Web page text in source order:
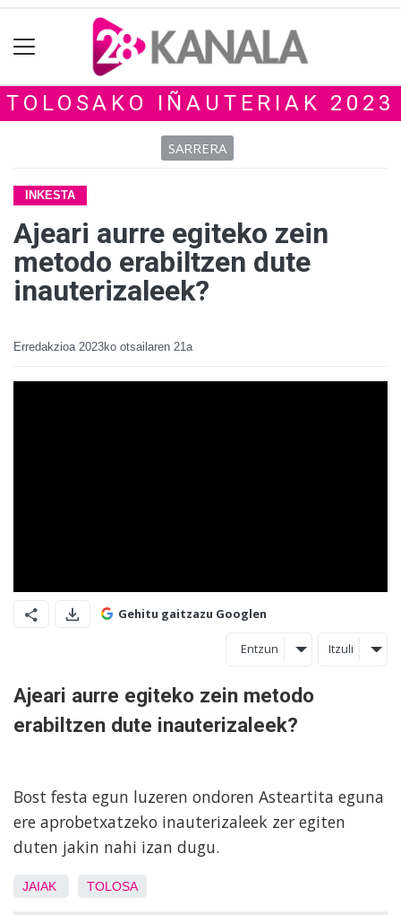
TOLOSAKO IÑAUTERIAK 2023
SARRERA
INKESTA
Ajeari aurre egiteko zein
metodo erabiltzen dute
inauterizaleek?
Erredakzioa 2023ko otsailaren 21a
Gehitu gaitzazu Googlen
Entzun Itzuli
Ajeari aurre egiteko zein metodo
erabiltzen dute inauterizaleek?
Bost festa egun luzeren ondoren Asteartita eguna
ere aprobetxatzeko inauterizaleek zer egiten
duten jakin nahi izan dugu.
JAIAK TOLOSA